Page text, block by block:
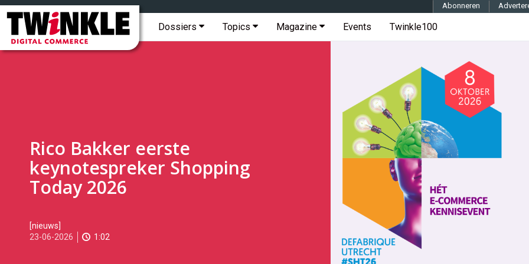
Twinkle
Digital
Commerce
Hoofdmenu
Dossiers Topics Magazine Events Twinkle100
Topmenu Abonneren
Rico Bakker eerste
keynotespreker Shopping
Today 2026
2026-
06-
[nieuws]
23-06-2026
1:02